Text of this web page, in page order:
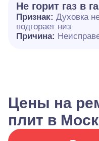
Не горит газ в
Признак: Духовка
подгорает низ
Причина:
Цены на
плит в